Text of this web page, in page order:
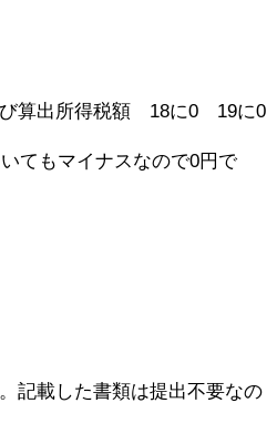
び算出所得税額 18に0 19に0
てもマイナスなので0円で
記載した書類は提出不要なの